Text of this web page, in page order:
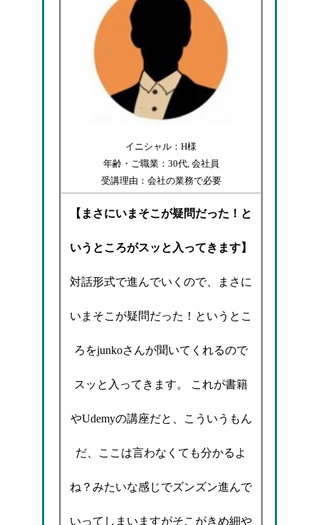
イニシャル：H様
年齢・ご職業：30代, 会社員
受講理由：会社の業務で必要
【まさにいまそこが疑問だった！と
いうところがスッと入ってきます】
対話形式で進んでいくので、まさに
いまそこが疑問だった！というとこ
ろをjunkoさんが聞いてくれるので
スッと入ってきます。 これが書籍
やUdemyの講座だと、こういうもん
だ、ここは言わなくても分かるよ
ね？みたいな感じでズンズン進んで
いってしまいますがそこがきめ細や